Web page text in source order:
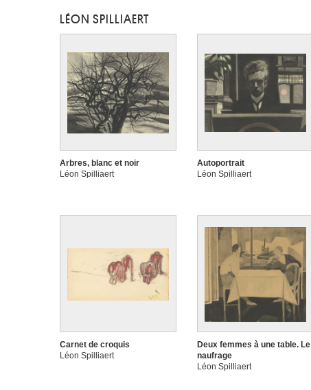
LÉON SPILLIAERT
Arbres, blanc et noir
Léon Spilliaert
Autoportrait
Léon Spilliaert
Carnet de croquis
Léon Spilliaert
Deux femmes à une table. Le
naufrage
Léon Spilliaert